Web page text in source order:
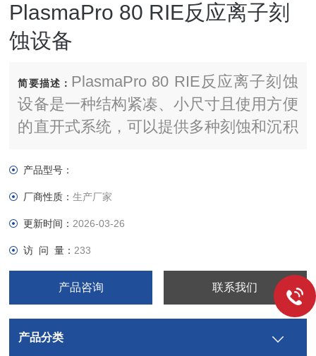
PlasmaPro 80 RIE反应离子刻
蚀设备
简要描述： PlasmaPro 80 RIE反应离子刻蚀
设备是一种结构紧凑、小尺寸且使用方便
的直开式系统，可以提供多种刻蚀和沉积
且能确保工艺性能。
产品型号：
厂商性质：生产厂家
更新时间： 2026-03-26
访 问 量： 233
产品咨询 联系我们
产品分类